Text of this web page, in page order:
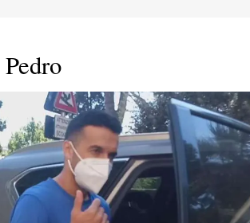
Pedro